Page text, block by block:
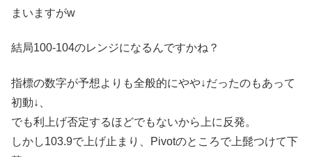
まいますがw
結局100-104のレンジになるんですかね？
指標の数字が予想よりも全般的にやや↓だったのもあって
初動↓、
でも利上げ否定するほどでもないから上に反発。
しかし103.9で上げ止まり、Pivotのところで上髭つけて下